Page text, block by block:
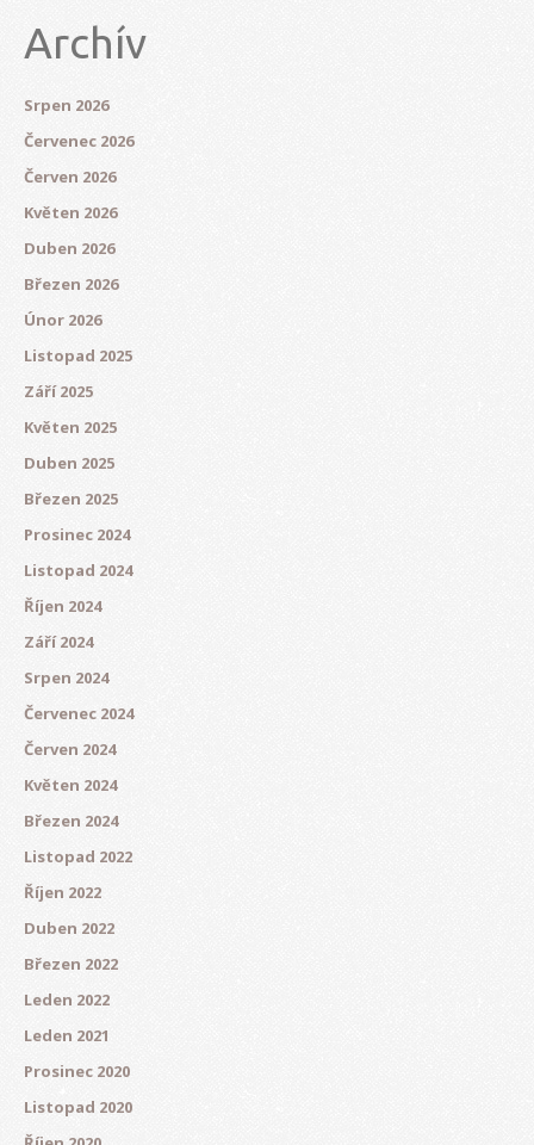
Archív
Srpen 2026
Červenec 2026
Červen 2026
Květen 2026
Duben 2026
Březen 2026
Únor 2026
Listopad 2025
Září 2025
Květen 2025
Duben 2025
Březen 2025
Prosinec 2024
Listopad 2024
Říjen 2024
Září 2024
Srpen 2024
Červenec 2024
Červen 2024
Květen 2024
Březen 2024
Listopad 2022
Říjen 2022
Duben 2022
Březen 2022
Leden 2022
Leden 2021
Prosinec 2020
Listopad 2020